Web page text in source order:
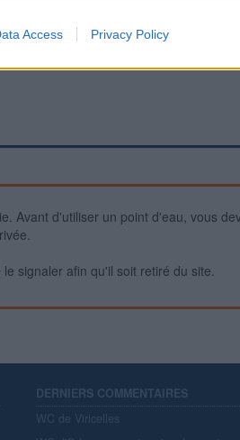
Access Privacy Policy
Avant d'utiliser un point d'eau, vous
signaler afin qu'il soit retiré du site.
DERNIERS COMMENTAIRES
WC de Viricelles